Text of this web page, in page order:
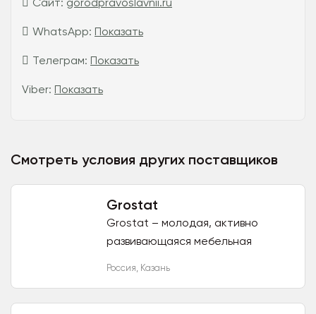
WhatsApp: Показать
Телеграм: Показать
Viber: Показать
Смотреть условия других поставщиков
Grostat
Grostat – молодая, активно
развивающаяся мебельная
Россия, Казань